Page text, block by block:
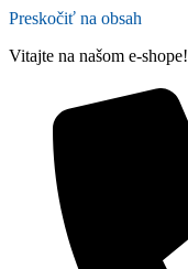
Preskočiť na obsah
Vitajte na našom e-shope!